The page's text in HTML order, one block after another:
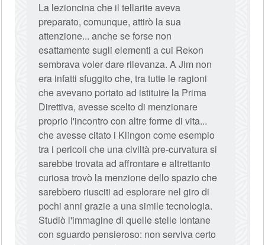
La lezioncina che il tellarite aveva
preparato, comunque, attirò la sua
attenzione... anche se forse non
esattamente sugli elementi a cui Rekon
sembrava voler dare rilevanza. A Jim non
era infatti sfuggito che, tra tutte le ragioni
che avevano portato ad istituire la Prima
Direttiva, avesse scelto di menzionare
proprio l'incontro con altre forme di vita...
che avesse citato i Klingon come esempio
tra i pericoli che una civiltà pre-curvatura si
sarebbe trovata ad affrontare e altrettanto
curiosa trovò la menzione dello spazio che
sarebbero riusciti ad esplorare nel giro di
pochi anni grazie a una simile tecnologia.
Studiò l'immagine di quelle stelle lontane
con sguardo pensieroso: non serviva certo